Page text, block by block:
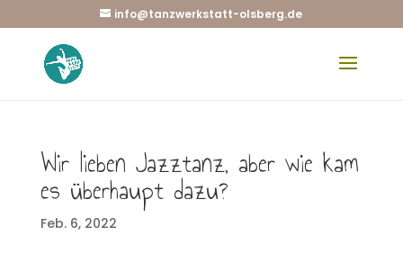
info@tanzwerkstatt-olsberg.de
Wir lieben Jazztanz, aber wie kam
es überhaupt dazu?
Feb. 6, 2022